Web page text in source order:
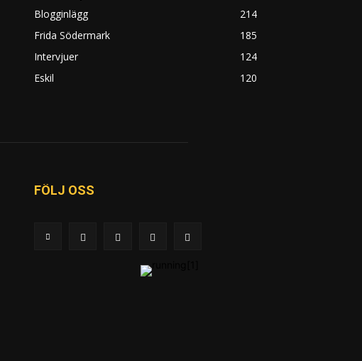
Blogginlägg
214
Frida Södermark
185
Intervjuer
124
Eskil
120
FÖLJ OSS